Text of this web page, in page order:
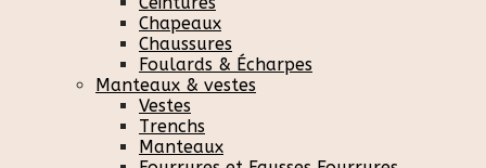
Chapeaux
Chaussures
Foulards & Écharpes
Manteaux & vestes
Vestes
Trenchs
Manteaux